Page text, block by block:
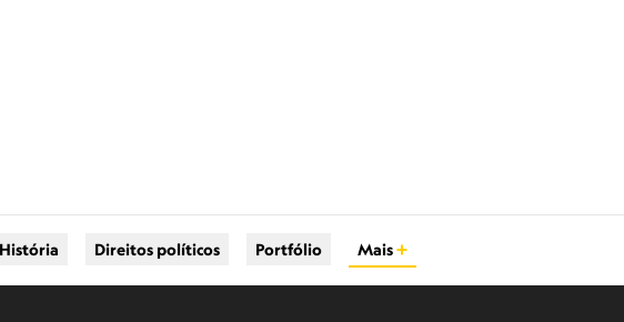
História Direitos políticos Portfólio Mais